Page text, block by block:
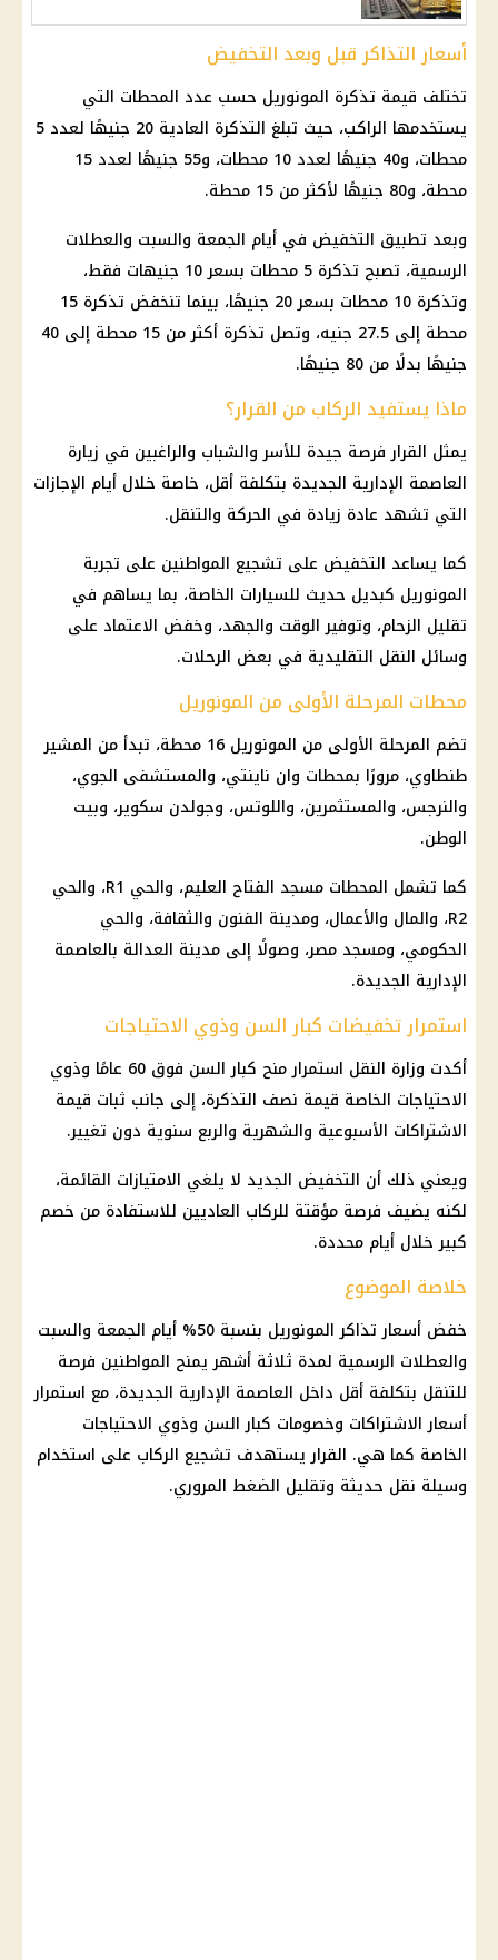
أسعار التذاكر قبل وبعد التخفيض
تختلف قيمة تذكرة المونوريل حسب عدد المحطات التي
يستخدمها الراكب، حيث تبلغ التذكرة العادية 20 جنيهًا لعدد 5
محطات، و40 جنيهًا لعدد 10 محطات، و55 جنيهًا لعدد 15
محطة، و80 جنيهًا لأكثر من 15 محطة.
وبعد تطبيق التخفيض في أيام الجمعة والسبت والعطلات
الرسمية، تصبح تذكرة 5 محطات بسعر 10 جنيهات فقط،
وتذكرة 10 محطات بسعر 20 جنيهًا، بينما تنخفض تذكرة 15
محطة إلى 27.5 جنيه، وتصل تذكرة أكثر من 15 محطة إلى 40
جنيهًا بدلًا من 80 جنيهًا.
ماذا يستفيد الركاب من القرار؟
يمثل القرار فرصة جيدة للأسر والشباب والراغبين في زيارة
العاصمة الإدارية الجديدة بتكلفة أقل، خاصة خلال أيام الإجازات
التي تشهد عادة زيادة في الحركة والتنقل.
كما يساعد التخفيض على تشجيع المواطنين على تجربة
المونوريل كبديل حديث للسيارات الخاصة، بما يساهم في
تقليل الزحام، وتوفير الوقت والجهد، وخفض الاعتماد على
وسائل النقل التقليدية في بعض الرحلات.
محطات المرحلة الأولى من المونوريل
تضم المرحلة الأولى من المونوريل
16 محطة، تبدأ من المشير
طنطاوي، مرورًا بمحطات وان ناينتي، والمستشفى الجوي،
والنرجس، والمستثمرين، واللوتس، وجولدن سكوير، وبيت
الوطن.
كما تشمل المحطات مسجد الفتاح العليم، والحي R1، والحي
R2، والمال والأعمال، ومدينة الفنون والثقافة، والحي
الحكومي، ومسجد مصر، وصولًا إلى مدينة العدالة بالعاصمة
الإدارية الجديدة.
استمرار تخفيضات كبار السن وذوي الاحتياجات
أكدت وزارة النقل
استمرار منح كبار السن فوق 60 عامًا وذوي
الاحتياجات الخاصة قيمة نصف التذكرة، إلى جانب ثبات قيمة
الاشتراكات الأسبوعية والشهرية والربع سنوية دون تغيير.
ويعني ذلك أن التخفيض الجديد لا يلغي الامتيازات القائمة،
لكنه يضيف فرصة مؤقتة للركاب العاديين للاستفادة من خصم
كبير خلال أيام محددة.
خلاصة الموضوع
خفض أسعار
تذاكر المونوريل بنسبة 50% أيام الجمعة والسبت
والعطلات الرسمية لمدة ثلاثة أشهر يمنح المواطنين فرصة
للتنقل بتكلفة أقل داخل العاصمة الإدارية الجديدة، مع استمرار
أسعارالاشتراكات وخصومات كبار السن وذوي الاحتياجات
الخاصة كما هي. القرار يستهدف تشجيع الركاب على استخدام
وسيلة نقل حديثة وتقليل الضغط المروري.